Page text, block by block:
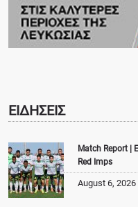
ΕΙΔΗΣΕΙΣ
Match Report |
Red Imps
August 6, 2026